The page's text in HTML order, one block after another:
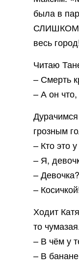
была в
СЛИШКОМ
весь
Читаю
– Смерть
– А он
грозным
– Кто это
– Я,
–
–
Ходит
то
– В чём у
– В